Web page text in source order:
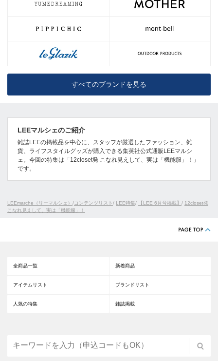
すべてのブランドを見る
LEEマルシェのご紹介
雑誌LEEの掲載品を中心に、スタッフが厳選したファッション、雑
貨、ライフスタイルグッズが購入できる集英社公式通販LEEマルシ
ェ。今回の特集は「12closet発 こなれ見えして、実は「機能服」！」
です。
LEEmarche（リーマルシェ） /コンテンツリスト/ LEE特集/ 【LEE 6月号掲載】 / 12closet発
こなれ見えして、実は「機能服」！
全商品一覧 新着商品
アイテムリスト ブランドリスト
人気の特集 雑誌掲載